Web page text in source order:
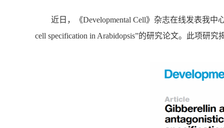
近日，《Developmental Cell》杂志在线发表我中
cell specification in Arabidopsis”的研究论文。此项研